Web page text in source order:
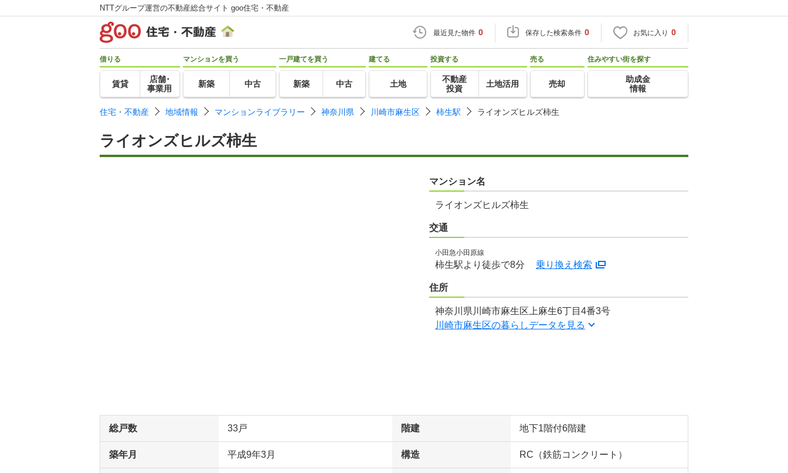
NTTグループ運営の不動産総合サイト goo住宅・不動産
最近見た物件 0 保存した検索条件 0 お気に入り 0
借りる
賃貸
店舗･
事業用
マンションを買う
新築 中古
一戸建てを買う
新築 中古
建てる
土地
投資する
不動産
投資
土地活用
売る
売却
住みやすい街を探す
助成金
情報
住宅・不動産 地域情報 マンションライブラリー 神奈川県 川崎市麻生区 柿生駅 ライオンズヒルズ柿生
ライオンズヒルズ柿生
マンション名
ライオンズヒルズ柿生
交通
小田急小田原線
柿生駅より徒歩で8分 乗り換え検索
住所
神奈川県川崎市麻生区上麻生6丁目4番3号
川崎市麻生区の暮らしデータを見る
総戸数 33戸 階建 地下1階付6階建
築年月 平成9年3月 構造 RC（鉄筋コンクリート）